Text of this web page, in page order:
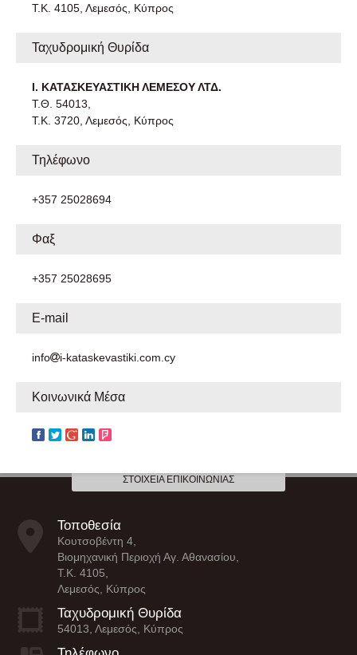
Τ.Κ. 4105, Λεμεσός, Κύπρος
Ταχυδρομική Θυρίδα
Ι. ΚΑΤΑΣΚΕΥΑΣΤΙΚΗ ΛΕΜΕΣΟΥ ΛΤΔ.
Τ.Θ. 54013,
Τ.Κ. 3720, Λεμεσός, Κύπρος
Τηλέφωνο
+357 25028694
Φαξ
+357 25028695
E-mail
info i-kataskevastiki.com.cy
Κοινωνικά Μέσα
ΣΤΟΙΧΕΊΑ ΕΠΙΚΟΙΝΩΝΊΑΣ
Τοποθεσία
Κουτσοβέντη 4,
Βιομηχανική Περιοχή Αγ. Αθανασίου,
Τ.Κ. 4105,
Λεμεσός, Κύπρος
Ταχυδρομική Θυρίδα
54013, Λεμεσός, Κύπρος